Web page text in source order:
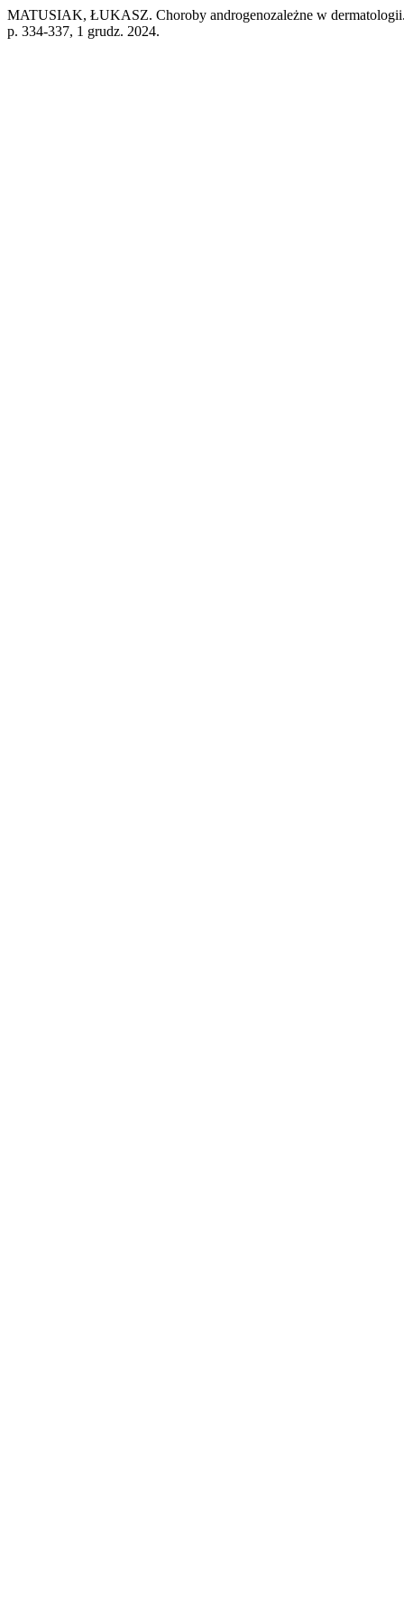
MATUSIAK, ŁUKASZ. Choroby androgenozależne w
p. 334-337, 1 grudz. 2024.